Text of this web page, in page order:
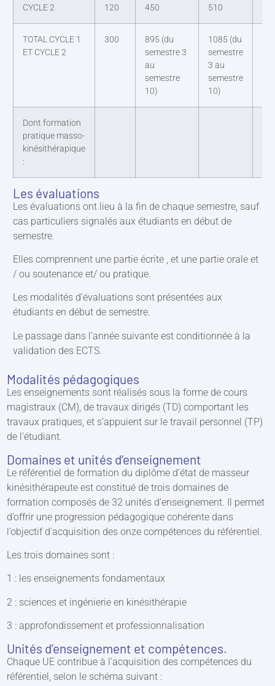
CYCLE 2 120 450 510
TOTAL CYCLE 1
ET CYCLE 2
300
895 (du
semestre 3
au
semestre
10)
1085 (du
semestre
3 au
semestre
10)
Dont formation
pratique masso-
kinésithérapique
:
Les évaluations
Les évaluations ont lieu à la fin de chaque semestre, sauf
cas particuliers signalés aux étudiants en début de
semestre.
Elles comprennent une partie écrite , et une partie orale et
/ ou soutenance et/ ou pratique.
Les modalités d’évaluations sont présentées aux
étudiants en début de semestre.
Le passage dans l’année suivante est conditionnée à la
validation des ECTS.
Modalités pédagogiques
Les enseignements sont réalisés sous la forme de cours
magistraux (CM), de travaux dirigés (TD) comportant les
travaux pratiques, et s’appuient sur le travail personnel (TP)
de l’étudiant.
Domaines et unités d’enseignement
Le référentiel de formation du diplôme d’état de masseur
kinésithérapeute est constitué de trois domaines de
formation composés de 32 unités d’enseignement. Il permet
d’offrir une progression pédagogique cohérente dans
l’objectif d’acquisition des onze compétences du référentiel.
Les trois domaines sont :
1 : les enseignements fondamentaux
2 : sciences et ingénierie en kinésithérapie
3 : approfondissement et professionnalisation
Unités d’enseignement et compétences.
Chaque UE contribue à l’acquisition des compétences du
référentiel, selon le schéma suivant :